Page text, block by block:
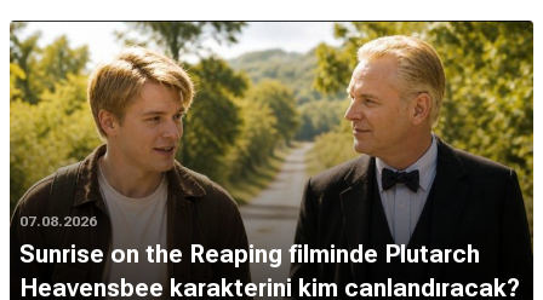
07.08.2026
Sunrise on the Reaping filminde Plutarch
Heavensbee karakterini kim canlandıracak?